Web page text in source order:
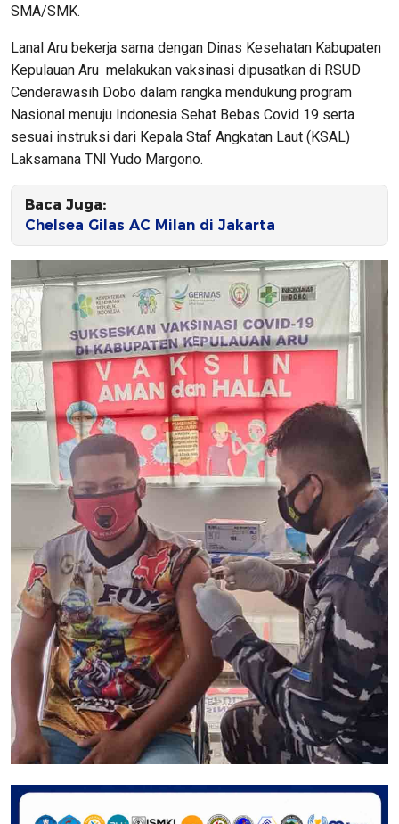
SMA/SMK.
Lanal Aru bekerja sama dengan Dinas Kesehatan Kabupaten
Kepulauan Aru melakukan vaksinasi dipusatkan di RSUD
Cenderawasih Dobo dalam rangka mendukung program
Nasional menuju Indonesia Sehat Bebas Covid 19 serta
sesuai instruksi dari Kepala Staf Angkatan Laut (KSAL)
Laksamana TNI Yudo Margono.
Baca Juga:
Chelsea Gilas AC Milan di Jakarta